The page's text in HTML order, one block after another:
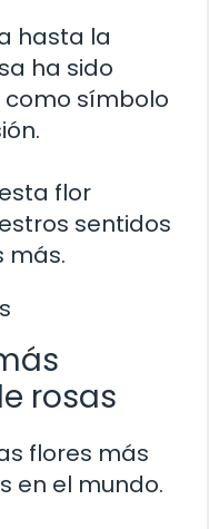
hasta la
ha sido
símbolo
flor
sentidos
más.
rosas
flores más
en el mundo.